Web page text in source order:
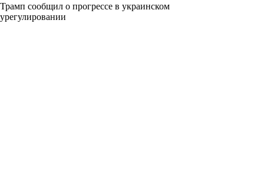
Трамп сообщил о прогрессе в украинском
урегулировании